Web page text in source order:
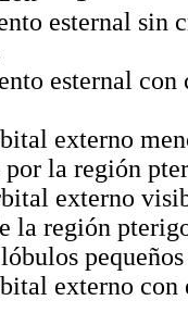
esternal sin
esternal con
externo
por la región
externo
la región
lóbulos
externo